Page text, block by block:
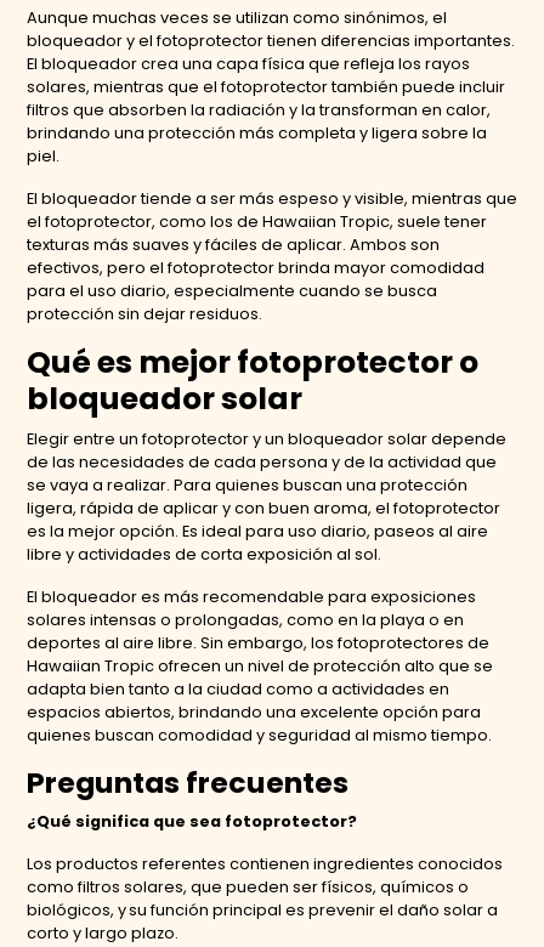
Aunque muchas veces se utilizan como sinónimos, el
bloqueador y el fotoprotector tienen diferencias importantes.
El bloqueador crea una capa física que refleja los rayos
solares, mientras que el fotoprotector también puede incluir
filtros que absorben la radiación y la transforman en calor,
brindando una protección más completa y ligera sobre la
piel.
El bloqueador tiende a ser más espeso y visible, mientras que
el fotoprotector, como los de Hawaiian Tropic, suele tener
texturas más suaves y fáciles de aplicar. Ambos son
efectivos, pero el fotoprotector brinda mayor comodidad
para el uso diario, especialmente cuando se busca
protección sin dejar residuos.
Qué es mejor fotoprotector o
bloqueador solar
Elegir entre un fotoprotector y un bloqueador solar depende
de las necesidades de cada persona y de la actividad que
se vaya a realizar. Para quienes buscan una protección
ligera, rápida de aplicar y con buen aroma, el fotoprotector
es la mejor opción. Es ideal para uso diario, paseos al aire
libre y actividades de corta exposición al sol.
El bloqueador es más recomendable para exposiciones
solares intensas o prolongadas, como en la playa o en
deportes al aire libre. Sin embargo, los fotoprotectores de
Hawaiian Tropic ofrecen un nivel de protección alto que se
adapta bien tanto a la ciudad como a actividades en
espacios abiertos, brindando una excelente opción para
quienes buscan comodidad y seguridad al mismo tiempo.
Preguntas frecuentes
¿Qué significa que sea fotoprotector?
Los productos referentes contienen ingredientes conocidos
como filtros solares, que pueden ser físicos, químicos o
biológicos, y su función principal es prevenir el daño solar a
corto y largo plazo.